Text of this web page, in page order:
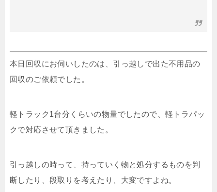
本日回収にお伺いしたのは、引っ越しで出た不用品の
回収のご依頼でした。
軽トラック1台分くらいの物量でしたので、軽トラパッ
クで対応させて頂きました。
引っ越しの時って、持っていく物と処分するものを判
断したり、段取りを考えたり、大変ですよね。